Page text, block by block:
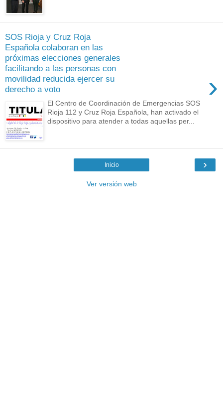
SOS Rioja y Cruz Roja
Española colaboran en las
próximas elecciones generales
facilitando a las personas con
movilidad reducida ejercer su
derecho a voto
›
El Centro de Coordinación de Emergencias SOS
Rioja 112 y Cruz Roja Española, han activado el
dispositivo para atender a todas aquellas per...
›
Inicio
Ver versión web